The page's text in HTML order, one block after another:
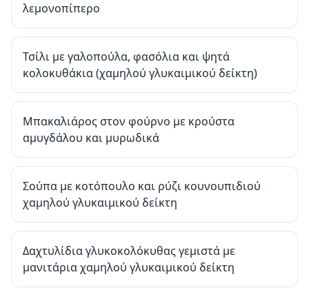
λεμονοπίπερο
Τσίλι με γαλοπούλα, φασόλια και ψητά
κολοκυθάκια (χαμηλού γλυκαιμικού δείκτη)
Μπακαλιάρος στον φούρνο με κρούστα
αμυγδάλου και μυρωδικά
Σούπα με κοτόπουλο και ρύζι κουνουπιδιού
χαμηλού γλυκαιμικού δείκτη
Δαχτυλίδια γλυκοκολόκυθας γεμιστά με
μανιτάρια χαμηλού γλυκαιμικού δείκτη